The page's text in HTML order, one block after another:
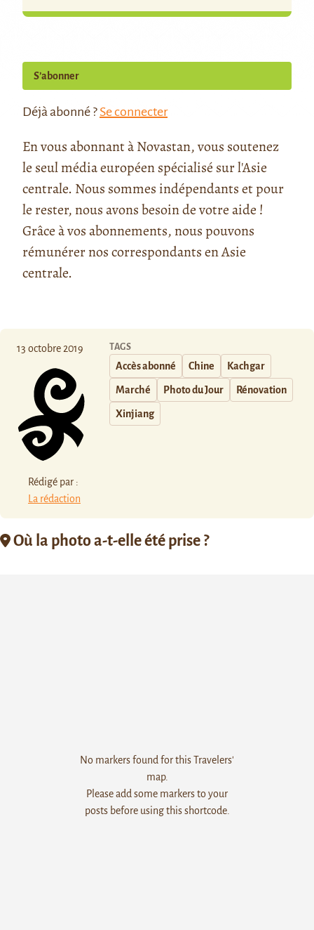
S’abonner
Déjà abonné ? Se connecter
En vous abonnant à Novastan, vous soutenez
le seul média européen spécialisé sur l'Asie
centrale. Nous sommes indépendants et pour
le rester, nous avons besoin de votre aide !
Grâce à vos abonnements, nous pouvons
rémunérer nos correspondants en Asie
centrale.
13 octobre 2019
Rédigé par :
La rédaction
TAGS
Accès abonné Chine Kachgar
Marché Photo du Jour Rénovation
Xinjiang
Où la photo a-t-elle été prise ?
No markers found for this Travelers'
map.
Please add some markers to your
posts before using this shortcode.